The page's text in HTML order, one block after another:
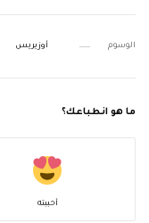
الوسوم أوزيريس
ما هو انطباعك؟
أحببته